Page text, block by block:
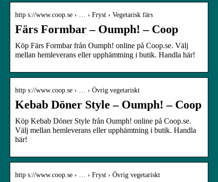
http s://www.coop.se › … › Fryst › Vegetarisk färs
Färs Formbar – Oumph! – Coop
Köp Färs Formbar från Oumph! online på Coop.se. Välj
mellan hemleverans eller upphämtning i butik. Handla här!
http s://www.coop.se › … › Övrig vegetariskt
Kebab Döner Style – Oumph! – Coop
Köp Kebab Döner Style från Oumph! online på Coop.se.
Välj mellan hemleverans eller upphämtning i butik. Handla
här!
http s://www.coop.se › … › Fryst › Övrig vegetariskt